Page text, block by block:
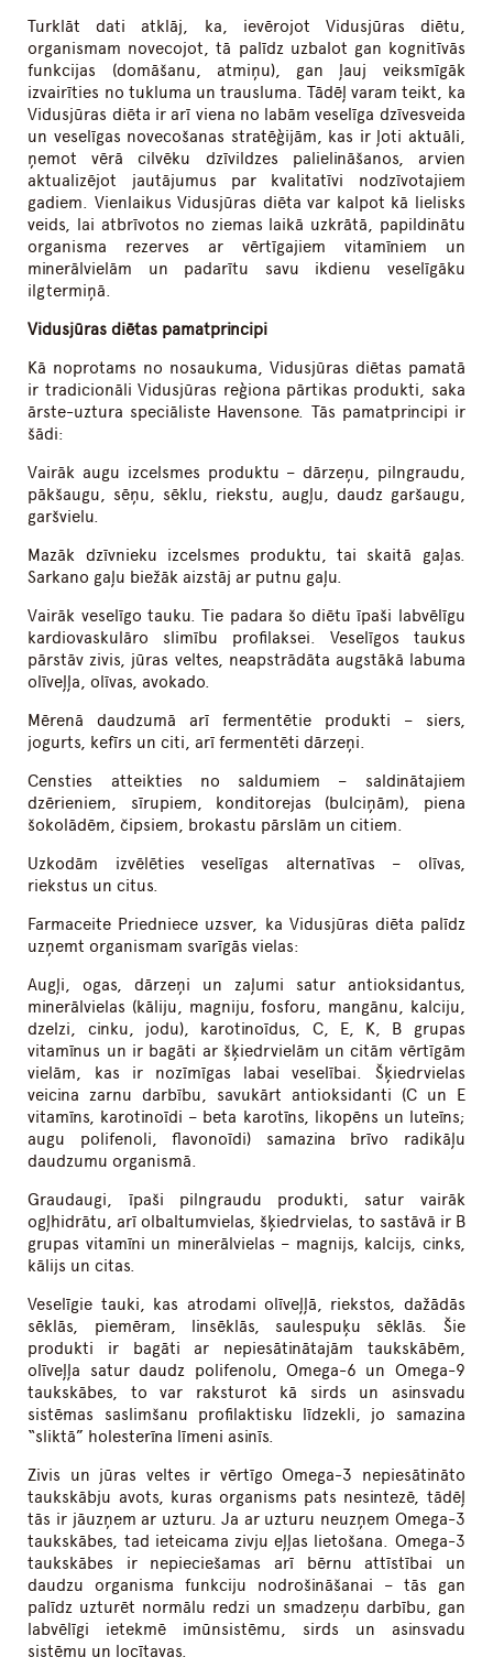
Turklāt dati atklāj, ka, ievērojot Vidusjūras diētu,
organismam novecojot, tā palīdz uzbalot gan kognitīvās
funkcijas (domāšanu, atmiņu), gan ļauj veiksmīgāk
izvairīties no tukluma un trausluma. Tādēļ varam teikt, ka
Vidusjūras diēta ir arī viena no labām veselīga dzīvesveida
un veselīgas novecošanas stratēģijām, kas ir ļoti aktuāli,
ņemot vērā cilvēku dzīvildzes palielināšanos, arvien
aktualizējot jautājumus par kvalitatīvi nodzīvotajiem
gadiem. Vienlaikus Vidusjūras diēta var kalpot kā lielisks
veids, lai atbrīvotos no ziemas laikā uzkrātā, papildinātu
organisma rezerves ar vērtīgajiem vitamīniem un
minerālvielām un padarītu savu ikdienu veselīgāku
ilgtermiņā.
Vidusjūras diētas pamatprincipi
Kā noprotams no nosaukuma, Vidusjūras diētas pamatā
ir tradicionāli Vidusjūras reģiona pārtikas produkti, saka
ārste-uztura speciāliste Havensone. Tās pamatprincipi ir
šādi:
Vairāk augu izcelsmes produktu – dārzeņu, pilngraudu,
pākšaugu, sēņu, sēklu, riekstu, augļu, daudz garšaugu,
garšvielu.
Mazāk dzīvnieku izcelsmes produktu, tai skaitā gaļas.
Sarkano gaļu biežāk aizstāj ar putnu gaļu.
Vairāk veselīgo tauku. Tie padara šo diētu īpaši labvēlīgu
kardiovaskulāro slimību profilaksei. Veselīgos taukus
pārstāv zivis, jūras veltes, neapstrādāta augstākā labuma
olīveļļa, olīvas, avokado.
Mērenā daudzumā arī fermentētie produkti – siers,
jogurts, kefīrs un citi, arī fermentēti dārzeņi.
Censties atteikties no saldumiem – saldinātajiem
dzērieniem, sīrupiem, konditorejas (bulciņām), piena
šokolādēm, čipsiem, brokastu pārslām un citiem.
Uzkodām izvēlēties veselīgas alternatīvas – olīvas,
riekstus un citus.
Farmaceite Priedniece uzsver, ka Vidusjūras diēta palīdz
uzņemt organismam svarīgās vielas:
Augļi, ogas, dārzeņi un zaļumi satur antioksidantus,
minerālvielas (kāliju, magniju, fosforu, mangānu, kalciju,
dzelzi, cinku, jodu), karotinoīdus, C, E, K, B grupas
vitamīnus un ir bagāti ar šķiedrvielām un citām vērtīgām
vielām, kas ir nozīmīgas labai veselībai. Šķiedrvielas
veicina zarnu darbību, savukārt antioksidanti (C un E
vitamīns, karotinoīdi – beta karotīns, likopēns un luteīns;
augu polifenoli, flavonoīdi) samazina brīvo radikāļu
daudzumu organismā.
Graudaugi, īpaši pilngraudu produkti, satur vairāk
ogļhidrātu, arī olbaltumvielas, šķiedrvielas, to sastāvā ir B
grupas vitamīni un minerālvielas – magnijs, kalcijs, cinks,
kālijs un citas.
Veselīgie tauki, kas atrodami olīveļļā, riekstos, dažādās
sēklās, piemēram, linsēklās, saulespuķu sēklās. Šie
produkti ir bagāti ar nepiesātinātajām taukskābēm,
olīveļļa satur daudz polifenolu, Omega-6 un Omega-9
taukskābes, to var raksturot kā sirds un asinsvadu
sistēmas saslimšanu profilaktisku līdzekli, jo samazina
“sliktā” holesterīna līmeni asinīs.
Zivis un jūras veltes ir vērtīgo Omega-3 nepiesātināto
taukskābju avots, kuras organisms pats nesintezē, tādēļ
tās ir jāuzņem ar uzturu. Ja ar uzturu neuzņem Omega-3
taukskābes, tad ieteicama zivju eļļas lietošana. Omega-3
taukskābes ir nepieciešamas arī bērnu attīstībai un
daudzu organisma funkciju nodrošināšanai – tās gan
palīdz uzturēt normālu redzi un smadzeņu darbību, gan
labvēlīgi ietekmē imūnsistēmu, sirds un asinsvadu
sistēmu un locītavas.